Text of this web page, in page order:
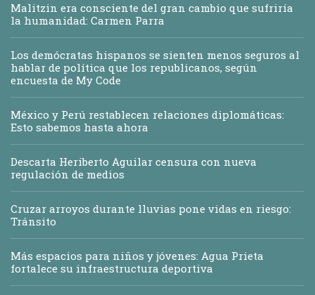
Malitzin era consciente del gran cambio que sufriría
la humanidad: Carmen Parra
Los demócratas hispanos se sienten menos seguros al
hablar de política que los republicanos, según
encuesta de My Code
México y Perú restablecen relaciones diplomáticas:
Esto sabemos hasta ahora
Descarta Heriberto Aguilar censura con nueva
regulación de medios
Cruzar arroyos durante lluvias pone vidas en riesgo:
Tránsito
Más espacios para niños y jóvenes: Agua Prieta
fortalece su infraestructura deportiva